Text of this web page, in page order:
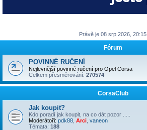
Právě je 08 srp 2026, 20:15
Fórum
POVINNÉ RUČENÍ
Nejlevnější povinné ručení pro Opel Corsa
Celkem přesměrování: 270574
CorsaClub
Jak koupit?
Kdo poradí jak koupit, na co dát pozor .....
Moderátoři: pdk88 Arci vaneon
Témata: 188